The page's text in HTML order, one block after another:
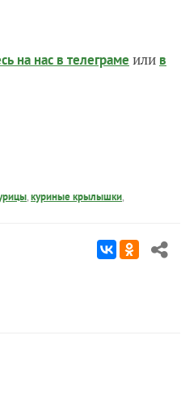
на нас в телеграме или в
,куриные крылышки,